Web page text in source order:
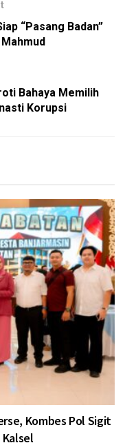
“Pasang Badan”
Bahaya Memilih
Korupsi
Kombes Pol Sigit